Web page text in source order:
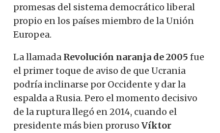
promesas del sistema democrático liberal
propio en los países miembro de la Unión
Europea.
La llamada Revolución naranja de 2005 fue
el primer toque de aviso de que Ucrania
podría inclinarse por Occidente y dar la
espalda a Rusia. Pero el momento decisivo
de la ruptura llegó en 2014, cuando el
presidente más bien proruso Víktor